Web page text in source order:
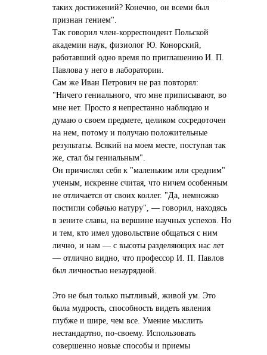
таких достижений? Конечно, он всеми был
признан гением".
Так говорил член-корреспондент Польской
академии наук, физиолог Ю. Конорский,
работавший одно время по приглашению И. П.
Павлова у него в лаборатории.
Сам же Иван Петрович не раз повторял:
"Ничего гениального, что мне приписывают, во
мне нет. Просто я непрестанно наблюдаю и
думаю о своем предмете, целиком сосредоточен
на нем, потому и получаю положительные
результаты. Всякий на моем месте, поступая так
же, стал бы гениальным".
Он причислял себя к "маленьким или средним"
ученым, искренне считая, что ничем особенным
не отличается от своих коллег. "Да, немножко
постигли собачью натуру", — говорил, находясь
в зените славы, на вершине научных успехов. Но
и тем, кто имел удовольствие общаться с ним
лично, и нам — с высоты разделяющих нас лет
— отлично видно, что профессор И. П. Павлов
был личностью незаурядной.
Это не был только пытливый, живой ум. Это
была мудрость, способность видеть явления
глубже и шире, чем все. Умение мыслить
нестандартно, по-своему. Использовать
совершенно новые способы и приемы